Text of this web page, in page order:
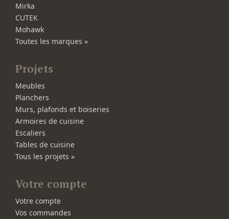
Mirka
CUTEK
Mohawk
Toutes les marques »
Projets
Meubles
Planchers
Murs, plafonds et boiseries
Armoires de cuisine
Escaliers
Tables de cuisine
Tous les projets »
Votre compte
Votre compte
Vos commandes